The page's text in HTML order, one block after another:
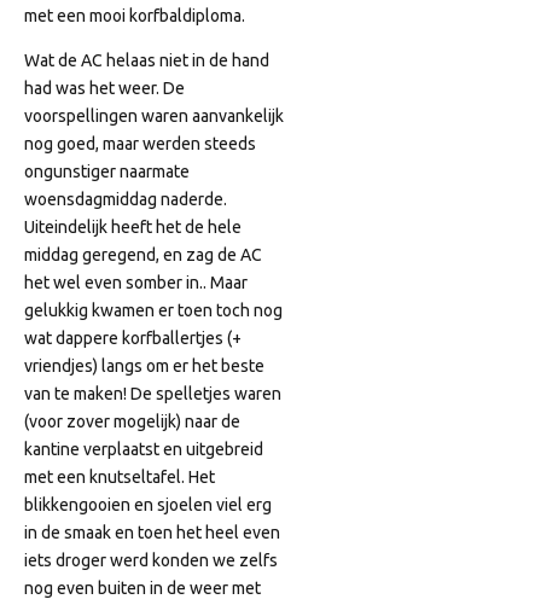
met een mooi korfbaldiploma.
Wat de AC helaas niet in de hand
had was het weer. De
voorspellingen waren aanvankelijk
nog goed, maar werden steeds
ongunstiger naarmate
woensdagmiddag naderde.
Uiteindelijk heeft het de hele
middag geregend, en zag de AC
het wel even somber in.. Maar
gelukkig kwamen er toen toch nog
wat dappere korfballertjes (+
vriendjes) langs om er het beste
van te maken! De spelletjes waren
(voor zover mogelijk) naar de
kantine verplaatst en uitgebreid
met een knutseltafel. Het
blikkengooien en sjoelen viel erg
in de smaak en toen het heel even
iets droger werd konden we zelfs
nog even buiten in de weer met